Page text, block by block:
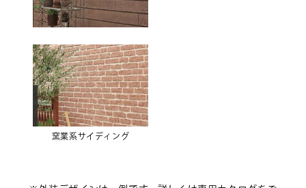
窯業系サイディング